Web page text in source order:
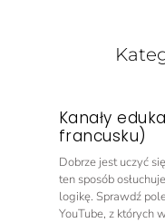
Kanały
francusku)
Dobrze jest uczyć
ten sposób
logikę. Sprawdź
YouTube, z których